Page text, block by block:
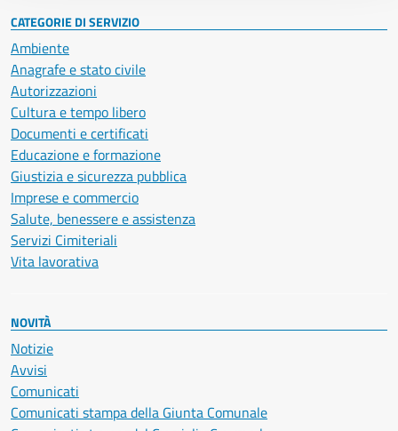
CATEGORIE DI SERVIZIO
Ambiente
Anagrafe e stato civile
Autorizzazioni
Cultura e tempo libero
Documenti e certificati
Educazione e formazione
Giustizia e sicurezza pubblica
Imprese e commercio
Salute, benessere e assistenza
Servizi Cimiteriali
Vita lavorativa
NOVITÀ
Notizie
Avvisi
Comunicati
Comunicati stampa della Giunta Comunale